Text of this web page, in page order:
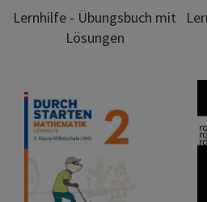
Lernhilfe - Übungsbuch mit
Lösungen